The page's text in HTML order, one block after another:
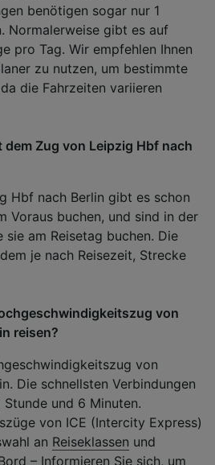
benötigen sogar nur 1
Normalerweise gibt es auf
pro Tag. Wir empfehlen Ihnen
zu nutzen, um bestimmte
die Fahrzeiten variieren
Zug von Leipzig Hbf nach
Hbf nach Berlin gibt es schon
Voraus buchen, und sind in der
sie am Reisetag buchen. Die
je nach Reisezeit, Strecke
von
reisen?
von
Die schnellsten Verbindungen
und 6 Minuten.
von ICE (Intercity Express)
an Reiseklassen und
– Informieren Sie sich, um